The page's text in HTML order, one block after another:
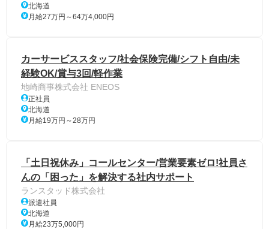
北海道
月給27万円～64万4,000円
カーサービススタッフ/社会保険完備/シフト自由/未
経験OK/賞与3回/軽作業
地崎商事株式会社 ENEOS
正社員
北海道
月給19万円～28万円
「土日祝休み」コールセンター/営業要素ゼロ!社員さ
んの「困った」を解決する社内サポート
ランスタッド株式会社
派遣社員
北海道
月給23万5,000円